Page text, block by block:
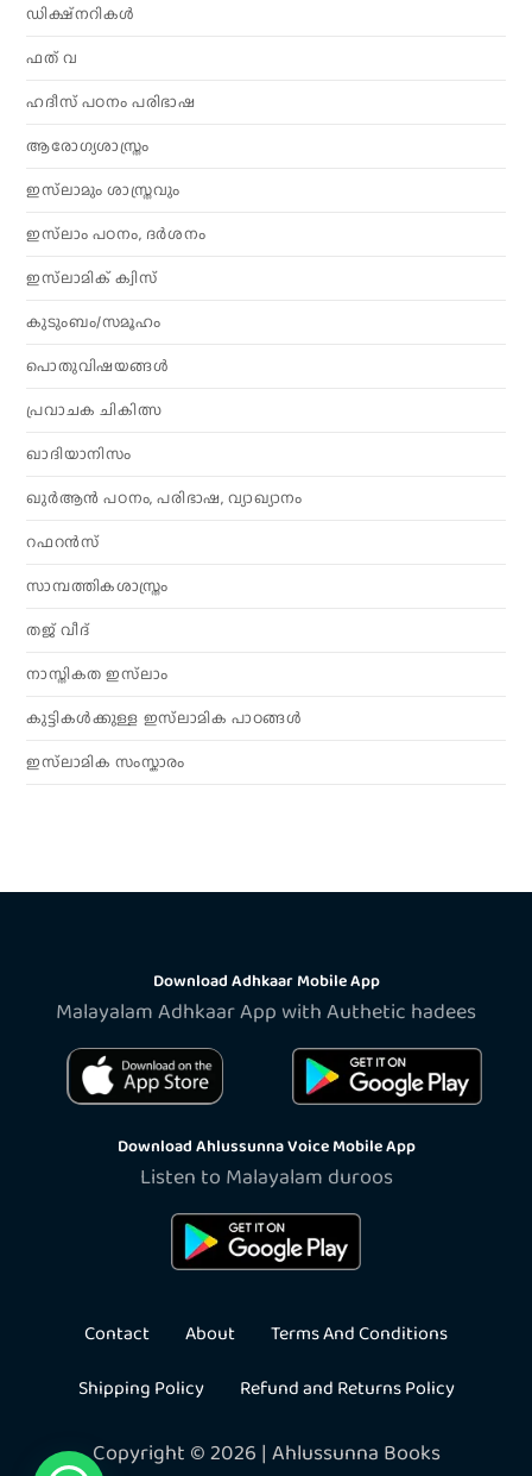
ഡിക്ഷ്നറികൾ
ഫത് വ
ഹദീസ് പഠനം പരിഭാഷ
ആരോഗ്യശാസ്ത്രം
ഇസ്‌ലാമും ശാസ്ത്രവും
ഇസ്‌ലാം പഠനം, ദർശനം
ഇസ്‌ലാമിക് ക്വിസ്
കുടുംബം/സമൂഹം
പൊതുവിഷയങ്ങൾ
പ്രവാചക ചികിത്സ
ഖാദിയാനിസം
ഖുർആൻ പഠനം, പരിഭാഷ, വ്യാഖ്യാനം
റഫറൻസ്
സാമ്പത്തികശാസ്ത്രം
തജ് വീദ്
നാസ്തികത ഇസ്‌ലാം
കുട്ടികൾക്കുള്ള ഇസ്‌ലാമിക പാഠങ്ങൾ
ഇസ്‌ലാമിക സംസ്കാരം
Download Adhkaar Mobile App
Malayalam Adhkaar App with Authetic hadees
Download Ahlussunna Voice Mobile App
Listen to Malayalam duroos
Contact About
Terms And Conditions
Shipping Policy
Refund and Returns Policy
Copyright © 2026 | Ahlussunna Books